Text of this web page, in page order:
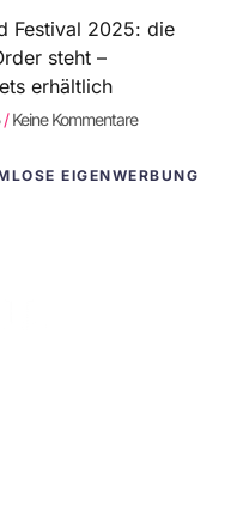
Festival 2025: die
steht –
erhältlich
Keine Kommentare
EIGENWERBUNG